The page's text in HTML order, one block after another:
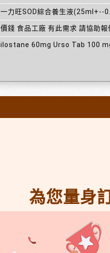
一力旺SOD綜合養生液(25ml+--
價錢 食品工廠 有此需求 請協助報
ilostane 60mg Urso Tab 100
為您量身